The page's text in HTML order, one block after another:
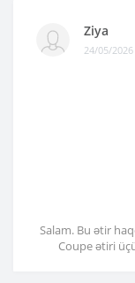
Ziya
24/05/2026
Salam. Bu ətir
Coupe ətiri